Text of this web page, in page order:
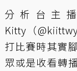
分析台主
Kitty（
打比賽時其實
眾或是收看轉